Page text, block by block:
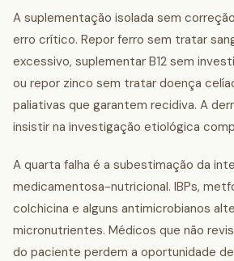
A suplementação isolada sem
erro crítico. Repor ferro sem tratar
excessivo, suplementar B12 sem
ou repor zinco sem tratar doença
paliativas que garantem recidiva. A
insistir na investigação etiológica
A quarta falha é a subestimação da
medicamentosa-nutricional. IBPs,
colchicina e alguns antimicrobianos
micronutrientes. Médicos que não
do paciente perdem a oportunidade